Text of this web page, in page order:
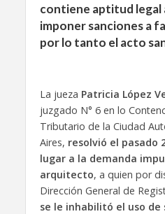
contiene aptitud legal
imponer sanciones a
por lo tanto el acto
La jueza Patricia López
juzgado N° 6 en lo
Tributario de la Ciudad
Aires, resolvió el pasado
lugar a la demanda
arquitecto, a quien por
Dirección General de
se le inhabilitó el uso